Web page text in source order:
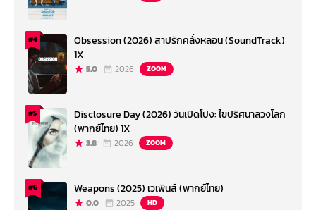
#4
Obsession (2026) สาปรักคลั่งหลอน (SoundTrack)
1X
5.0 2026 ZOOM
#5
Disclosure Day (2026) วันเปิดโปง: ไขปริศนาลวงโลก
(พากย์ไทย) 1X
3.8 2026 ZOOM
#6 Weapons (2025) เวเพินส์ (พากย์ไทย)
0.0 2025 HD